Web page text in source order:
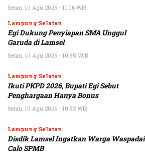
Senin, 10 Agu 2026 - 11:06 WIB
Lampung Selatan
Egi Dukung Penyiapan SMA Unggul
Garuda di Lamsel
Senin, 10 Agu 2026 - 10:55 WIB
Lampung Selatan
Ikuti PKPD 2026, Bupati Egi Sebut
Penghargaan Hanya Bonus
Senin, 10 Agu 2026 - 10:52 WIB
Lampung Selatan
Disdik Lamsel Ingatkan Warga Waspadai
Calo SPMB